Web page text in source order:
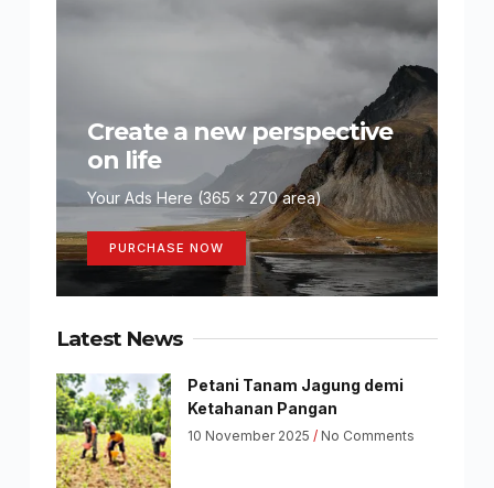
Create a new perspective
on life
Your Ads Here (365 x 270 area)
PURCHASE NOW
Latest News
Petani Tanam Jagung demi
Ketahanan Pangan
10 November 2025 No Comments